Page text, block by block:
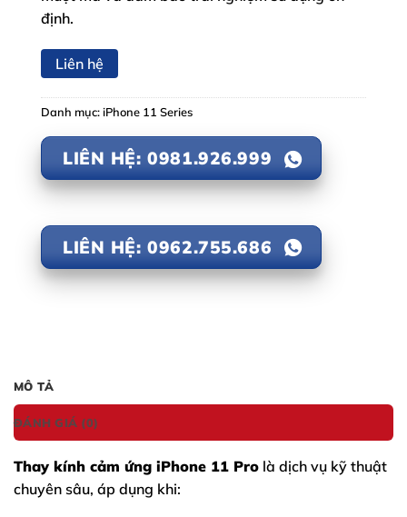
định.
Liên hệ
Danh mục:iPhone 11 Series
LIÊN HỆ: 0981.926.999
LIÊN HỆ: 0962.755.686
MÔ TẢ
ĐÁNH GIÁ (0)
Thay kính cảm ứng iPhone 11 Pro là dịch vụ kỹ thuật
chuyên sâu, áp dụng khi: